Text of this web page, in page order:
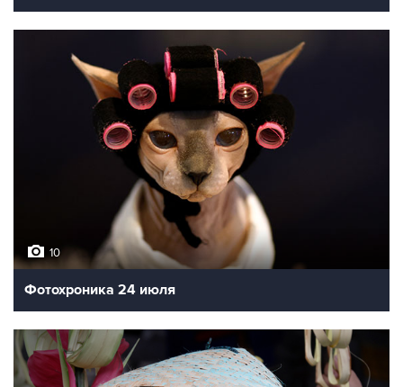
10
Фотохроника 24 июля